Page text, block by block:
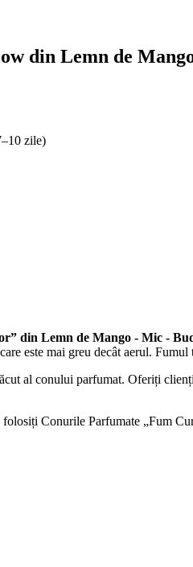
din Lemn de
zile)
din Lemn de Mango - Mic -
este mai greu decât aerul.
al conului parfumat. Oferiți
folosiți Conurile Parfumate „Fum